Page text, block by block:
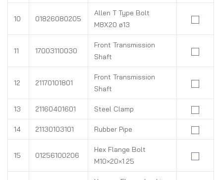
10 01826080205
Allen T Type Bolt
M8X20 ø13
11 17003110030
Front Transmission
Shaft
12 21170101801
Front Transmission
Shaft
13 21160401601 Steel Clamp
14 21130103101 Rubber Pipe
15 01256100206
Hex Flange Bolt
M10×20×1.25